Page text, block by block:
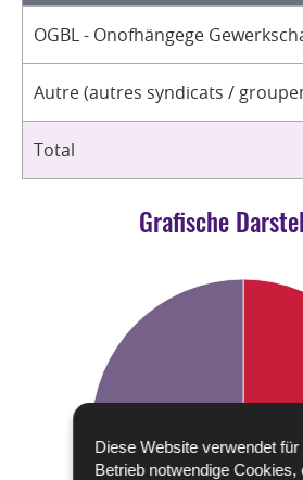
Diese Website verwendet für
Betrieb notwendige Cookies,
OGBL - Onofhängege
Autre (autres syndicats /
Total
Grafische